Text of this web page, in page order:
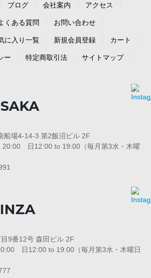
ブログ 会社案内 アクセス
くある質問 お問い合わせ
に入り一覧 新規会員登録 カート
ー 特定商取引法 サイトマップ
船場4-14-3 第2飯沼ビル 2F
20:00 日12:00 to 19:00（毎月第3水・木曜
9番12号 森田ビル 2F
日12:00 to 19:00（毎月第3水・木曜日